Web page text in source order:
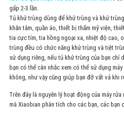
gấp 2-3 lần.
Tủ khử trùng dùng để khử trùng và khử
khăn tắm, quần áo, thiết bị thẩm mỹ viện,
tia cực tím, tia hồng ngoại xa, nhiệt độ cao,
trùng đều có chức năng khử trùng và tiệt
sử dụng riêng, nếu tủ khử trùng của bạn chỉ
bạn có thể cân nhắc xem có thể sử dụng
không, như vậy cũng giúp bạn đỡ vất vả khi
Trên đây là nguyên lý hoạt động của máy
mà Xiaobian phân tích cho các bạn, các bạn